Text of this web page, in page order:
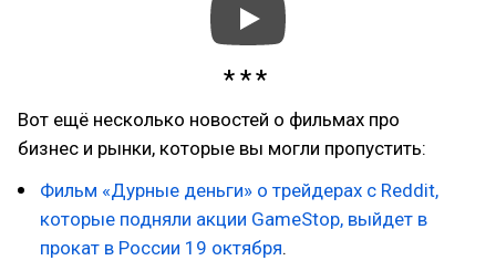
Вот ещё несколько новостей о фильмах про
бизнес и рынки, которые вы могли пропустить:
Фильм «Дурные деньги» о трейдерах с Reddit,
которые подняли акции GameStop, выйдет в
прокат в России 19 октября.